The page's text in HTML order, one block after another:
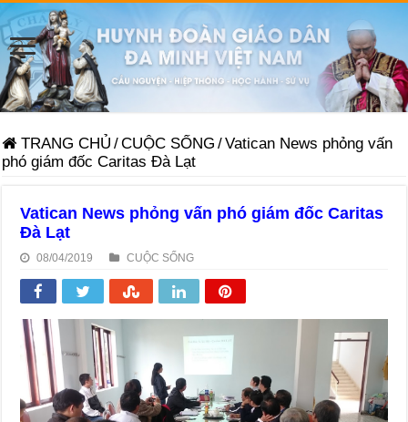
TRANG CHỦ /CUỘC SỐNG /Vatican News phỏng vấn
phó giám đốc Caritas Đà Lạt
Vatican News phỏng vấn phó giám đốc Caritas
Đà Lạt
08/04/2019 CUỘC SỐNG